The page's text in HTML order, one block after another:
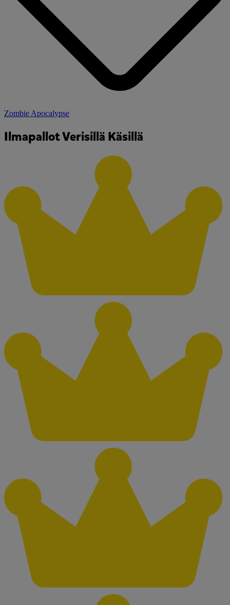
Zombie Apocalypse
Ilmapallot Verisillä Käsillä